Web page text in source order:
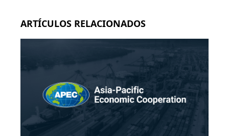
ARTÍCULOS RELACIONADOS